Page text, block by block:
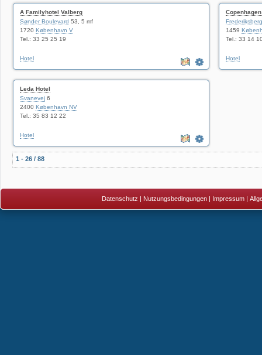
A Familyhotel Valberg
Sønder Boulevard 53, 5 mf
1720 København V
Tel.: 33 25 25 19
Hotel
1459
Tel.: 33 14
Hotel
Leda Hotel
Svanevej 6
2400 København NV
Tel.: 35 83 12 22
Hotel
1 - 26 / 88
Datenschutz | Nutzungsbedingungen | Impressum |